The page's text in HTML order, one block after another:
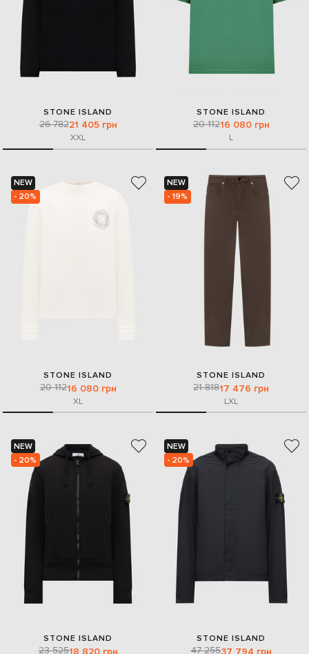
STONE ISLAND
26 78221 405 грн
XXL
STONE ISLAND
20 11216 080 грн
L
NEW
- 20%
STONE ISLAND
20 11216 080 грн
XL
NEW
- 19%
STONE ISLAND
21 81817 476 грн
LXL
NEW
- 20%
STONE ISLAND
23 52518 820 грн
NEW
- 20%
STONE ISLAND
47 25537 794 грн